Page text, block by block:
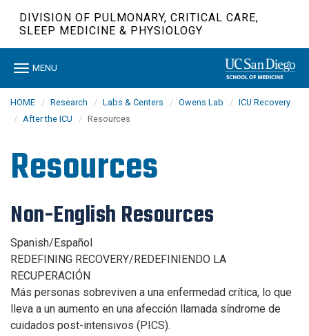
DIVISION OF PULMONARY, CRITICAL CARE,
SLEEP MEDICINE & PHYSIOLOGY
Toggle
MENU
HOME Research Labs & Centers Owens Lab
ICU Recovery
After the ICU
Resources
Resources
Non-English Resources
Spanish/Español
REDEFINING RECOVERY/REDEFINIENDO LA
RECUPERACIÓN
Más personas sobreviven a una enfermedad crítica, lo que
lleva a un aumento en una afección llamada síndrome de
cuidados post-intensivos (PICS).